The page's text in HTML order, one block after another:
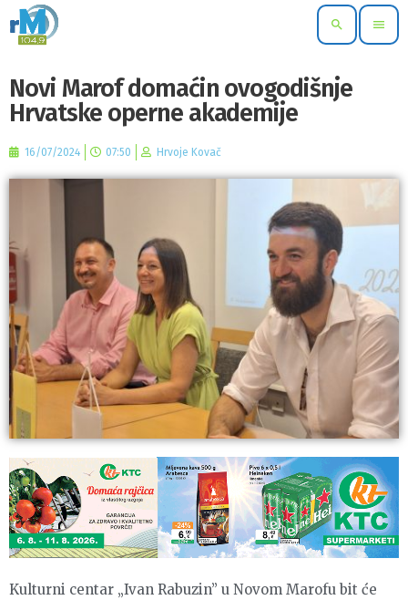
search menu
Novi Marof domaćin ovogodišnje
Hrvatske operne akademije
16/07/2024 07:50 Hrvoje Kovač
Kulturni centar „Ivan Rabuzin” u Novom Marofu bit će